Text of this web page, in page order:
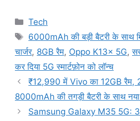
Categories
Tech
Tags
6000mAh की बड़ी बैटरी के साथ
चार्जर, 8GB रैम, Oppo K13x 5G,
कर दिया 5G स्मार्टफ़ोन को लॉन्च
₹12,990 में Vivo का 12GB रैम,
8000mAh की तगड़ी बैटरी के साथ नया
Samsung Galaxy M35 5G: